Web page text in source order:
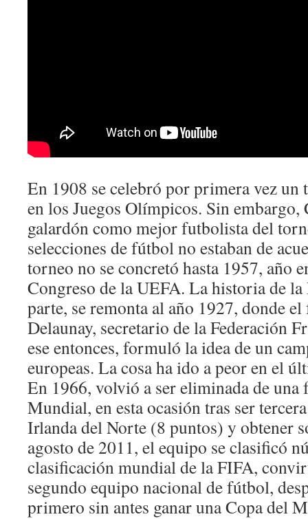
En 1908 se celebró por primera vez
en los Juegos Olímpicos. Sin
galardón como mejor futbolista del
selecciones de fútbol no estaban de
torneo no se concretó hasta 1957, año
Congreso de la UEFA. La historia de
parte, se remonta al año 1927, donde
Delaunay, secretario de la Federación
ese entonces, formuló la idea de un
europeas. La cosa ha ido a peor en el
En 1966, volvió a ser eliminada de una
Mundial, en esta ocasión tras ser
Irlanda del Norte (8 puntos) y obtener
agosto de 2011, el equipo se clasificó
clasificación mundial de la FIFA,
segundo equipo nacional de fútbol,
primero sin antes ganar una Copa del